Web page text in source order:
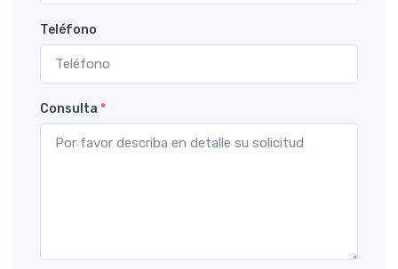
Teléfono
Consulta *